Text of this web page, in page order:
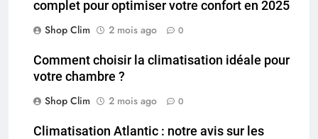
complet pour optimiser votre confort en 2025
Shop Clim
2 mois ago 0
Comment choisir la climatisation idéale pour
votre chambre ?
Shop Clim
2 mois ago 0
Climatisation Atlantic : notre avis sur les